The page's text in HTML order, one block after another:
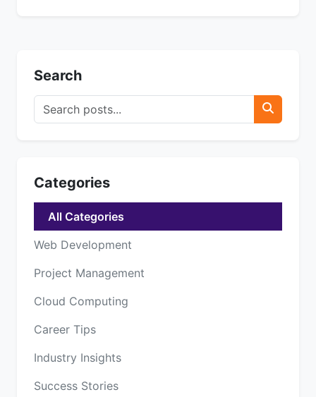
Search
Categories
All Categories
Web Development
Project Management
Cloud Computing
Career Tips
Industry Insights
Success Stories